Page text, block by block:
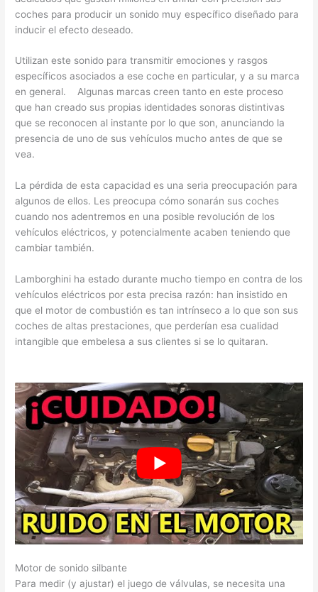
coches para producir un sonido muy específico diseñado para
inducir el efecto deseado.
Utilizan este sonido para transmitir emociones y rasgos
específicos asociados a ese coche en particular, y a su marca
en general. Algunas marcas creen tanto en este proceso
que han creado sus propias identidades sonoras distintivas
que se reconocen al instante por lo que son, anunciando la
presencia de uno de sus vehículos mucho antes de que se
vea.
La pérdida de esta capacidad es una seria preocupación para
algunos de ellos. Les preocupa cómo sonarán sus coches
cuando nos adentremos en una posible revolución de los
vehículos eléctricos, y potencialmente acaben teniendo que
cambiar también.
Lamborghini ha estado durante mucho tiempo en contra de los
vehículos eléctricos por esta precisa razón: han insistido en
que el motor de combustión es tan intrínseco a lo que son sus
coches de altas prestaciones, que perderían esa cualidad
intangible que embelesa a sus clientes si se lo quitaran.
Motor de sonido silbante
Para medir (y ajustar) el juego de válvulas, se necesita una